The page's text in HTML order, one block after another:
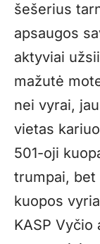
šešerius
apsaugos
aktyviai
mažutė
nei vyrai,
vietas
501-oji
trumpai, bet
kuopos
KASP